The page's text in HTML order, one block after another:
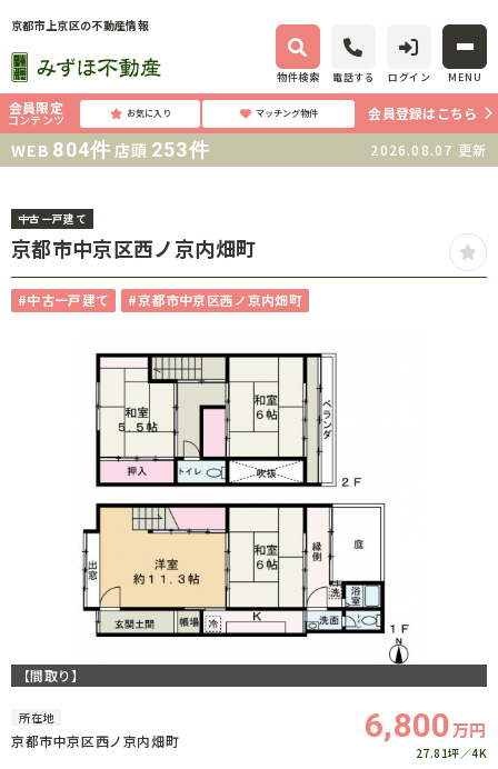
京都市上京区の不動産情報
物件検索 電話する ログイン MENU
会員限定
コンテンツ お気に入り マッチング物件 会員登録はこちら
WEB 804件 店頭 253件 2026.08.07 更新
中古一戸建て
京都市中京区西ノ京内畑町
#中古一戸建て #京都市中京区西ノ京内畑町
【間取り】
所在地
京都市中京区西ノ京内畑町 6,800万円
27.81坪 4K